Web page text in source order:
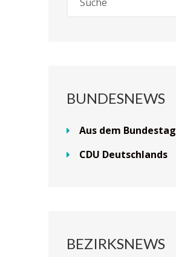
BUNDESNEWS
Aus dem Bundestag
CDU Deutschlands
BEZIRKSNEWS